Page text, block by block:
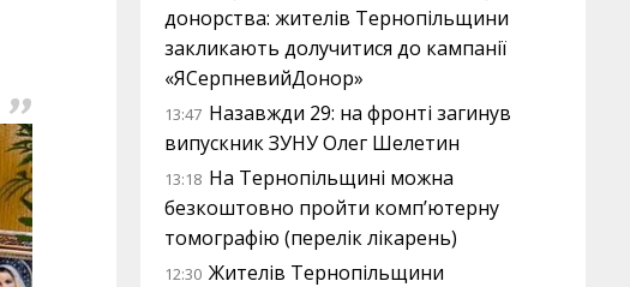
донорства: жителів Тернопільщини
закликають долучитися до кампанії
«ЯСерпневийДонор»
13:47 Назавжди 29: на фронті загинув
випускник ЗУНУ Олег Шелетин
13:18 На Тернопільщині можна
безкоштовно пройти комп’ютерну
томографію (перелік лікарень)
12:30 Жителів Тернопільщини